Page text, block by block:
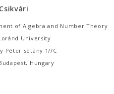
of Algebra and Number Theory
University
Péter sétány 1//C
Hungary